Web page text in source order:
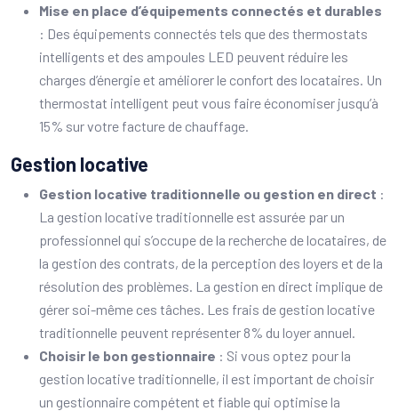
Mise en place d’équipements connectés et durables
: Des équipements connectés tels que des thermostats
intelligents et des ampoules LED peuvent réduire les
charges d’énergie et améliorer le confort des locataires. Un
thermostat intelligent peut vous faire économiser jusqu’à
15% sur votre facture de chauffage.
Gestion locative
Gestion locative traditionnelle ou gestion en direct :
La gestion locative traditionnelle est assurée par un
professionnel qui s’occupe de la recherche de locataires, de
la gestion des contrats, de la perception des loyers et de la
résolution des problèmes. La gestion en direct implique de
gérer soi-même ces tâches. Les frais de gestion locative
traditionnelle peuvent représenter 8% du loyer annuel.
Choisir le bon gestionnaire : Si vous optez pour la
gestion locative traditionnelle, il est important de choisir
un gestionnaire compétent et fiable qui optimise la